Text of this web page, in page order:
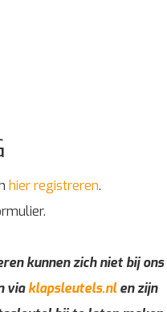
hier registreren.
kunnen zich niet bij ons
viaklapsleutels.nlen zijn